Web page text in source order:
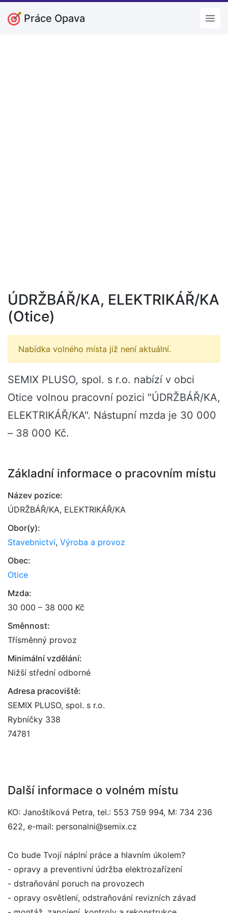
Práce Opava
ÚDRŽBÁŘ/KA, ELEKTRIKÁŘ/KA
(Otice)
Nabídka volného místa již není aktuální.
SEMIX PLUSO, spol. s r.o. nabízí v obci
Otice volnou pracovní pozici "ÚDRŽBÁŘ/KA,
ELEKTRIKÁŘ/KA". Nástupní mzda je 30 000
– 38 000 Kč.
Základní informace o pracovním místu
Název pozice:
ÚDRŽBÁŘ/KA, ELEKTRIKÁŘ/KA
Obor(y):
Stavebnictví, Výroba a provoz
Obec:
Otice
Mzda:
30 000 – 38 000 Kč
Směnnost:
Třísměnný provoz
Minimální vzdělání:
Nižší střední odborné
Adresa pracoviště:
SEMIX PLUSO, spol. s r.o.
Rybníčky 338
74781
Další informace o volném místu
KO: Janoštíková Petra, tel.: 553 759 994, M: 734 236
622, e-mail: personalni@semix.cz
Co bude Tvojí náplní práce a hlavním úkolem?
- opravy a preventivní údržba elektrozařízení
- dstraňování poruch na provozech
- opravy osvětlení, odstraňování revizních závad